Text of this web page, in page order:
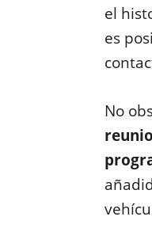
el
es
No